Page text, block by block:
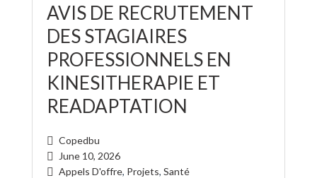
AVIS DE RECRUTEMENT
DES STAGIAIRES
PROFESSIONNELS EN
KINESITHERAPIE ET
READAPTATION
Copedbu
June 10, 2026
Appels D'offre, Projets, Santé